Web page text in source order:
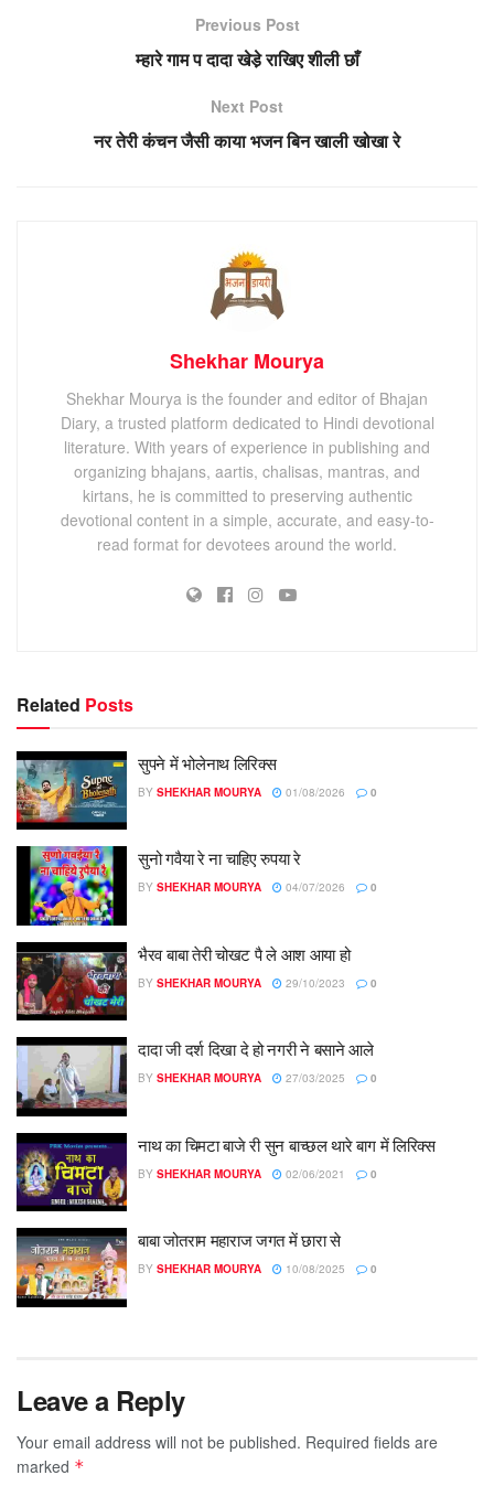
Previous Post
म्हारे गाम प दादा खेडे़ राखिए शीली छाँ
Next Post
नर तेरी कंचन जैसी काया भजन बिन खाली खोखा रे
Shekhar Mourya
Shekhar Mourya is the founder and editor of Bhajan
Diary, a trusted platform dedicated to Hindi devotional
literature. With years of experience in publishing and
organizing bhajans, aartis, chalisas, mantras, and
kirtans, he is committed to preserving authentic
devotional content in a simple, accurate, and easy-to-
read format for devotees around the world.
Related Posts
सुपने में भोलेनाथ लिरिक्स
BY SHEKHAR MOURYA 01/08/2026 0
सुनो गवैया रे ना चाहिए रुपया रे
BY SHEKHAR MOURYA 04/07/2026 0
भैरव बाबा तेरी चोखट पै ले आश आया हो
BY SHEKHAR MOURYA 29/10/2023 0
दादा जी दर्श दिखा दे हो नगरी ने बसाने आले
BY SHEKHAR MOURYA 27/03/2025 0
नाथ का चिमटा बाजे री सुन बाच्छल थारे बाग में लिरिक्स
BY SHEKHAR MOURYA 02/06/2021 0
बाबा जोतराम महाराज जगत में छारा से
BY SHEKHAR MOURYA 10/08/2025 0
Leave a Reply
Your email address will not be published. Required fields are
marked *